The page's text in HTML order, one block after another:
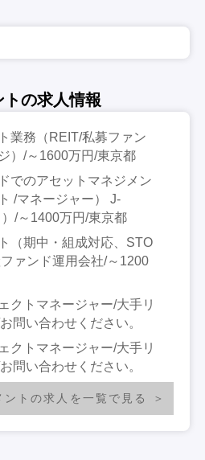
の求人情報
業務（REIT/私募ファン
）/～1600万円/東京都
でのアセットマネジメン
/マネージャー） J-
/～1400万円/東京都
（期中・組成対応、STO
ァンド運用会社/～1200
クトマネージャー/大手リ
問い合わせください。
クトマネージャー/大手リ
問い合わせください。
トの求人を一覧で見る